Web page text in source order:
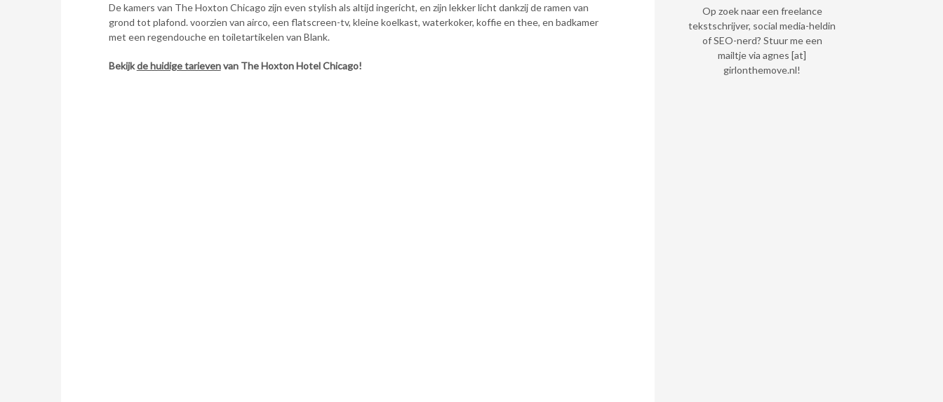
De kamers van The Hoxton Chicago zijn even stylish als altijd ingericht, en zijn lekker licht dankzij de ramen van
grond tot plafond. voorzien van airco, een flatscreen-tv, kleine koelkast, waterkoker, koffie en thee, en badkamer
met een regendouche en toiletartikelen van Blank.
Bekijkde huidige tarievenvan The Hoxton Hotel Chicago!
Op zoek naar een freelance
tekstschrijver, social media-heldin
of SEO-nerd? Stuur me een
mailtje via agnes [at]
girlonthemove.nl!